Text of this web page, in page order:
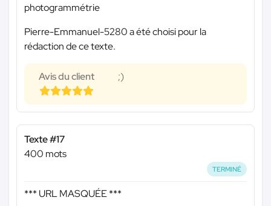
photogrammétrie
Pierre-Emmanuel-5280 a été choisi pour la
rédaction de ce texte.
Avis du client ;)
Texte #17
400 mots
TERMINÉ
*** URL MASQUÉE ***